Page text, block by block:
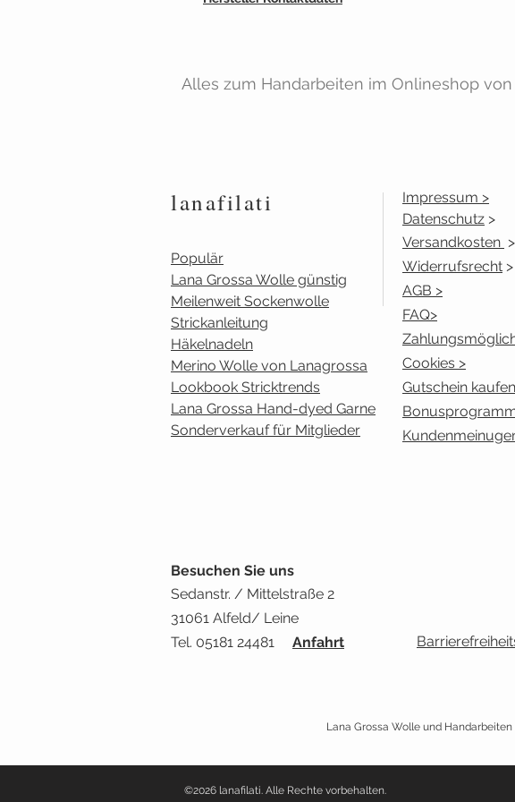
Alles zum Handarbeiten im Onlineshop
lanafilati
Populär
Lana Grossa Wolle günstig
Meilenweit Sockenwolle
Strickanleitung
Häkelnadeln
Merino Wolle von Lanagrossa
Lookbook Stricktrends
Lana Grossa Hand-dyed Garne
Sonderverkauf für Mitglieder
Impressum >
Datenschutz >
Versandkosten >
Widerrufsrecht >
AGB >
FAQ>
Cookies >
Gutschein kaufen
Besuchen Sie uns
Sedanstr. / Mittelstraße 2
31061 Alfeld/ Leine
Tel. 05181 24481
Anfahrt
Lana Grossa Wolle und
©2026 lanafilati. Alle Rechte vorbehalten.